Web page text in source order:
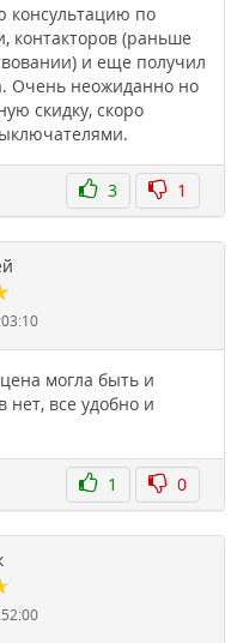
консультацию по
контакторов (раньше
и еще получил
Очень неожиданно но
скидку, скоро
3 1
могла быть и
нет, все удобно и
1 0